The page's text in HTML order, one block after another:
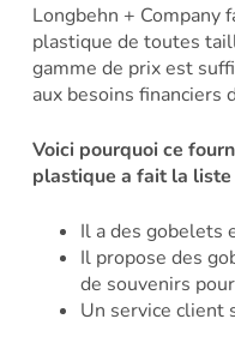
Longbehn + Company
plastique de toutes
gamme de prix est
aux besoins financiers
Voici pourquoi ce
plastique a fait la liste
Il a des gobelets
Il propose des
de souvenirs
Un service client